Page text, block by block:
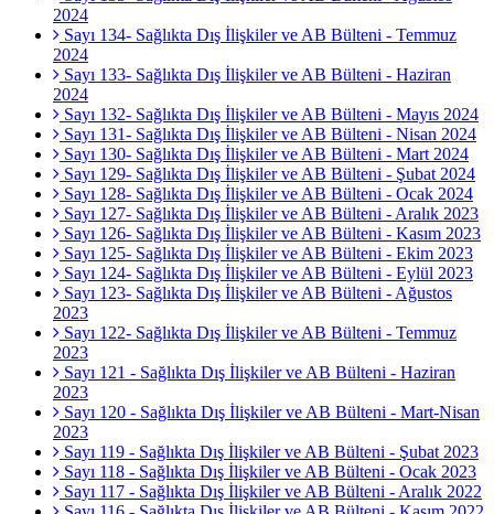
2024
Sayı 134- Sağlıkta Dış İlişkiler ve AB Bülteni - Temmuz
2024
Sayı 133- Sağlıkta Dış İlişkiler ve AB Bülteni - Haziran
2024
Sayı 132- Sağlıkta Dış İlişkiler ve AB Bülteni - Mayıs 2024
Sayı 131- Sağlıkta Dış İlişkiler ve AB Bülteni - Nisan 2024
Sayı 130- Sağlıkta Dış İlişkiler ve AB Bülteni - Mart 2024
Sayı 129- Sağlıkta Dış İlişkiler ve AB Bülteni - Şubat 2024
Sayı 128- Sağlıkta Dış İlişkiler ve AB Bülteni - Ocak 2024
Sayı 127- Sağlıkta Dış İlişkiler ve AB Bülteni - Aralık 2023
Sayı 126- Sağlıkta Dış İlişkiler ve AB Bülteni - Kasım 2023
Sayı 125- Sağlıkta Dış İlişkiler ve AB Bülteni - Ekim 2023
Sayı 124- Sağlıkta Dış İlişkiler ve AB Bülteni - Eylül 2023
Sayı 123- Sağlıkta Dış İlişkiler ve AB Bülteni - Ağustos
2023
Sayı 122- Sağlıkta Dış İlişkiler ve AB Bülteni - Temmuz
2023
Sayı 121 - Sağlıkta Dış İlişkiler ve AB Bülteni - Haziran
2023
Sayı 120 - Sağlıkta Dış İlişkiler ve AB Bülteni - Mart-Nisan
2023
Sayı 119 - Sağlıkta Dış İlişkiler ve AB Bülteni - Şubat 2023
Sayı 118 - Sağlıkta Dış İlişkiler ve AB Bülteni - Ocak 2023
Sayı 117 - Sağlıkta Dış İlişkiler ve AB Bülteni - Aralık 2022